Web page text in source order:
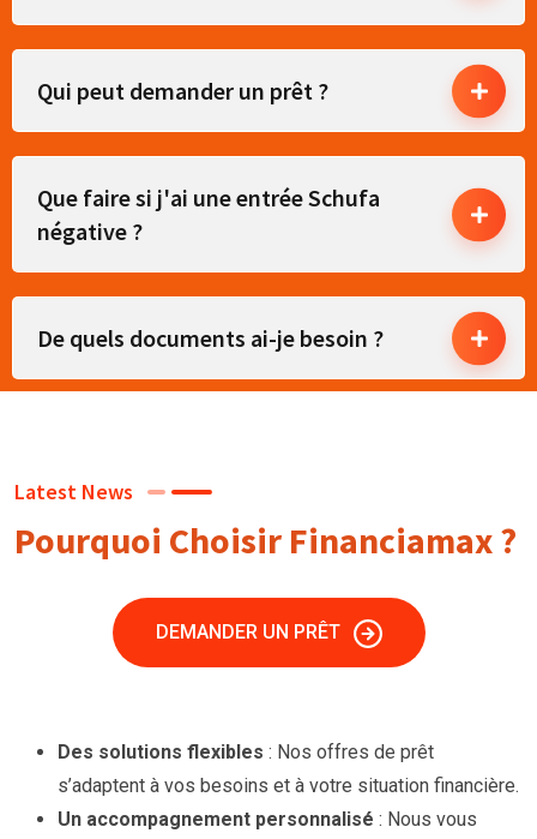
Qui peut demander un prêt ?
Que faire si j'ai une entrée Schufa
négative ?
De quels documents ai-je besoin ?
Latest News
Pourquoi Choisir Financiamax ?
DEMANDER UN PRÊT
Des solutions flexibles : Nos offres de prêt
s’adaptent à vos besoins et à votre situation financière.
Un accompagnement personnalisé : Nous vous